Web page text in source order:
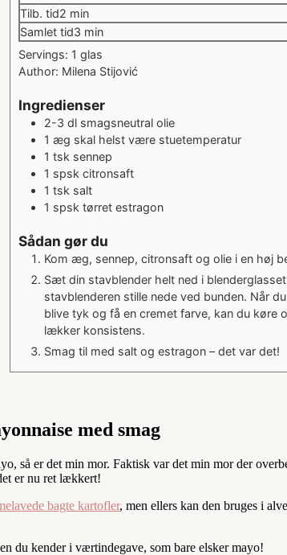
Tilb. tid2 minutter
min
Samlet tid3 minutter
min
Servings: 1 glas
Author: Milena Stijović
Ingredienser
2-3 dl smagsneutral olie
1 æg skal helst være stuetemperatur
1 tsk sennep
1 spsk citronsaft
1 tsk salt
1 spsk tørret estragon
Sådan gør du
Kom æg, sennep, citronsaft og olie i en høj
Sæt din stavblender helt ned i
stavblenderen stille nede ved bunden. Når
blive tyk og få en cremet farve, kan du køre
lækker konsistens.
Smag til med salt og estragon – det var det!
med smag
så er det min mor. Faktisk var det min mor der
er nu ret lækkert!
bagte kartofler, men ellers kan den bruges i
du kender i værtindegave, som bare elsker mayo!